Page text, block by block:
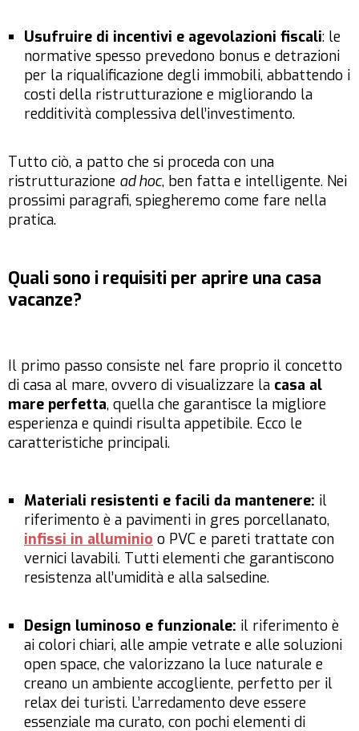
Usufruire di incentivi e agevolazioni fiscali: le
normative spesso prevedono bonus e detrazioni
per la riqualificazione degli immobili, abbattendo i
costi della ristrutturazione e migliorando la
redditività complessiva dell’investimento.
Tutto ciò, a patto che si proceda con una
ristrutturazione ad hoc, ben fatta e intelligente. Nei
prossimi paragrafi, spiegheremo come fare nella
pratica.
Quali sono i requisiti per aprire una casa
vacanze?
Il primo passo consiste nel fare proprio il concetto
di casa al mare, ovvero di visualizzare la casa al
mare perfetta, quella che garantisce la migliore
esperienza e quindi risulta appetibile. Ecco le
caratteristiche principali.
Materiali resistenti e facili da mantenere: il
riferimento è a pavimenti in gres porcellanato,
infissi in alluminio o PVC e pareti trattate con
vernici lavabili. Tutti elementi che garantiscono
resistenza all’umidità e alla salsedine.
Design luminoso e funzionale: il riferimento è
ai colori chiari, alle ampie vetrate e alle soluzioni
open space, che valorizzano la luce naturale e
creano un ambiente accogliente, perfetto per il
relax dei turisti. L’arredamento deve essere
essenziale ma curato, con pochi elementi di